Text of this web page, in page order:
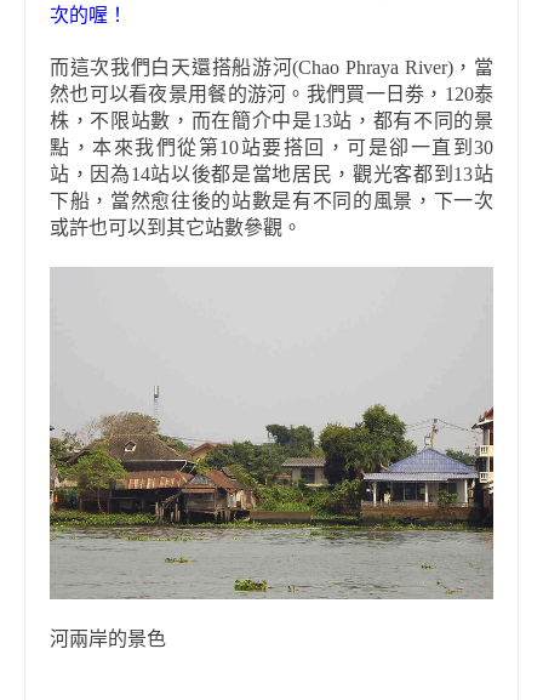
次的喔！
而這次我們白天還搭船游河(Chao Phraya River)，當
然也可以看夜景用餐的游河。我們買一日劵， 120泰
株，不限站數，而在簡介中是13站，都有不同的景
點，本來我們從第10站要搭回，可是卻一直到 30
站，因為14站以後都是當地居民，觀光客都到 13站
下船，當然愈往後的站數是有不同的風景，下一次
或許也可以到其它站數參觀 。
河兩岸的景色